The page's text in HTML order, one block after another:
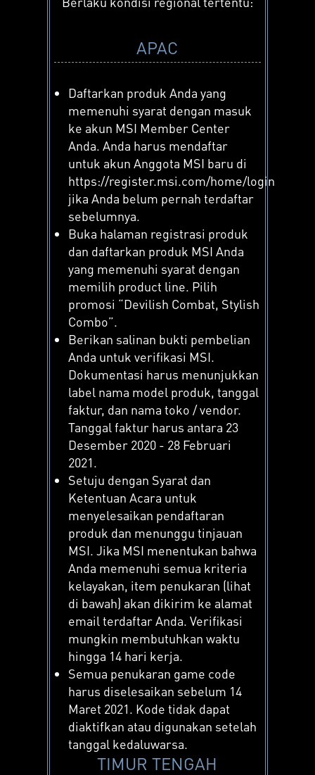
APAC
Daftarkan produk Anda yang
memenuhi syarat dengan masuk
ke akun MSI Member Center
Anda. Anda harus mendaftar
untuk akun Anggota MSI baru di
https://register.msi.com/home/login
jika Anda belum pernah terdaftar
sebelumnya.
Buka halaman registrasi produk
dan daftarkan produk MSI Anda
yang memenuhi syarat dengan
memilih product line. Pilih
promosi “Devilish Combat, Stylish
Combo”.
Berikan salinan bukti pembelian
Anda untuk verifikasi MSI.
Dokumentasi harus menunjukkan
label nama model produk, tanggal
faktur, dan nama toko / vendor.
Tanggal faktur harus antara 23
Desember 2020 - 28 Februari
2021.
Setuju dengan Syarat dan
Ketentuan Acara untuk
menyelesaikan pendaftaran
produk dan menunggu tinjauan
MSI. Jika MSI menentukan bahwa
Anda memenuhi semua kriteria
kelayakan, item penukaran (lihat
di bawah) akan dikirim ke alamat
email terdaftar Anda. Verifikasi
mungkin membutuhkan waktu
hingga 14 hari kerja.
Semua penukaran game code
harus diselesaikan sebelum 14
Maret 2021. Kode tidak dapat
diaktifkan atau digunakan setelah
tanggal kedaluwarsa.
TIMUR TENGAH